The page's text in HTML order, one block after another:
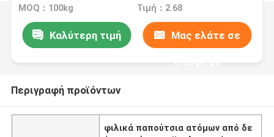
φιλικά
MOQ：100kg Τιμή：2.68
Καλύτερη τιμή Μας ελάτε σε
επαφή με
Περιγραφή προϊόντων
φιλικά παπούτσια ατόμων από δε